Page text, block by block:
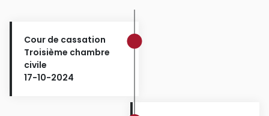
Cour de cassation
Troisième chambre
civile
17-10-2024